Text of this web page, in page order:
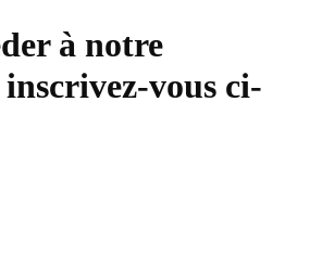
à notre
vous ci-